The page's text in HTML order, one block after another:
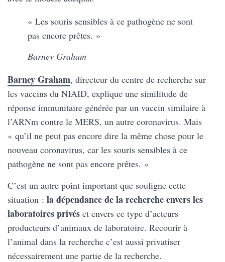
« Les souris sensibles à ce pathogène ne sont
pas encore prêtes. »
Barney Graham
Barney Graham, directeur du centre de recherche sur
les vaccins du NIAID, explique une similitude de
réponse immunitaire générée par un vaccin similaire à
l’ARNm contre le MERS, un autre coronavirus. Mais
« qu’il ne peut pas encore dire la même chose pour le
nouveau coronavirus, car les souris sensibles à ce
pathogène ne sont pas encore prêtes. »
C’est un autre point important que souligne cette
situation : la dépendance de la recherche envers les
laboratoiresprivés et envers ce type d’acteurs
producteurs d’animaux de laboratoire. Recourir à
l’animal dans la recherche c’est aussi privatiser
nécessairement une partie de la recherche.